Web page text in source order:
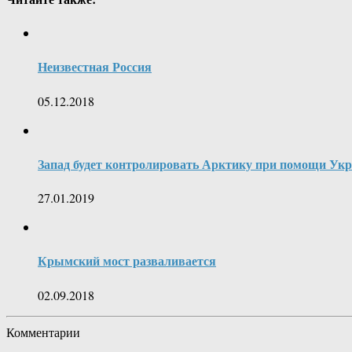
Неизвестная Россия
05.12.2018
Запад будет контролировать Арктику при помощи
27.01.2019
Крымский мост разваливается
02.09.2018
Комментарии